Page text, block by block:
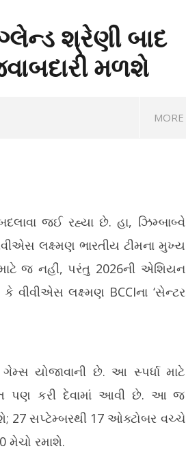
શ્રેણી બાદ
મળશે
MORE
વોટ્સએપ એકાઉન્ટ હેક કરવાની નવી
તરકીબ, ઝિપ ફાઇલોથી સાવધ રહેવા ગૃહ
જઈ રહ્યા છે. હા, ઝિમ્બાબ્વે
લક્ષ્મણ ભારતીય ટીમના મુખ્ય
જ નહીં, પરંતુ 2026ની એશિયન
લક્ષ્મણ BCCIના ‘સેન્ટર
યોજાવાની છે. આ સ્પર્ધા માટે
પણ કરી દેવામાં આવી છે. આ જ
27 સપ્ટેમ્બરથી 17 ઓક્ટોબર વચ્ચે
મેચો રમાશે.